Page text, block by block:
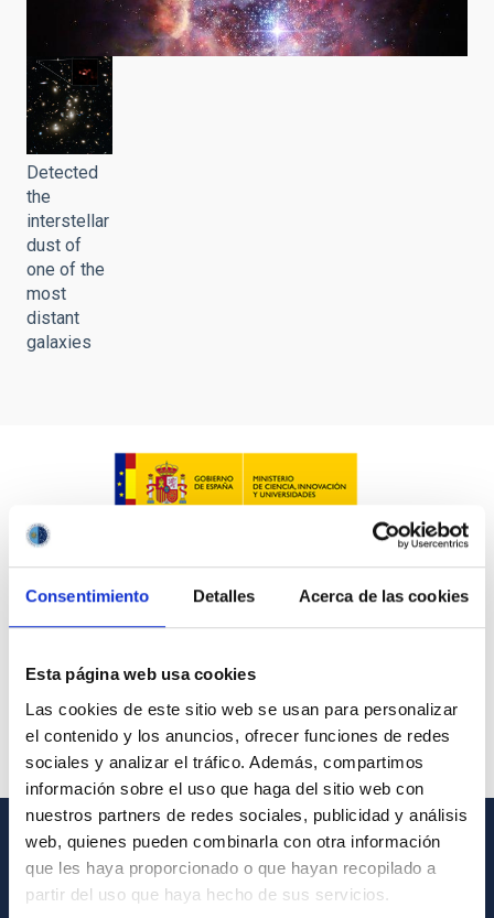
Consentimiento Detalles Acerca de las cookies
Esta página web usa cookies
Las cookies de este sitio web se usan para personalizar
el contenido y los anuncios, ofrecer funciones de redes
sociales y analizar el tráfico. Además, compartimos
información sobre el uso que haga del sitio web con
nuestros partners de redes sociales, publicidad y análisis
web, quienes pueden combinarla con otra información
que les haya proporcionado o que hayan recopilado a
partir del uso que haya hecho de sus servicios.
Detected
the
interstellar
dust of
one of the
most
distant
galaxies
GENERAL INFORMATION
Contact